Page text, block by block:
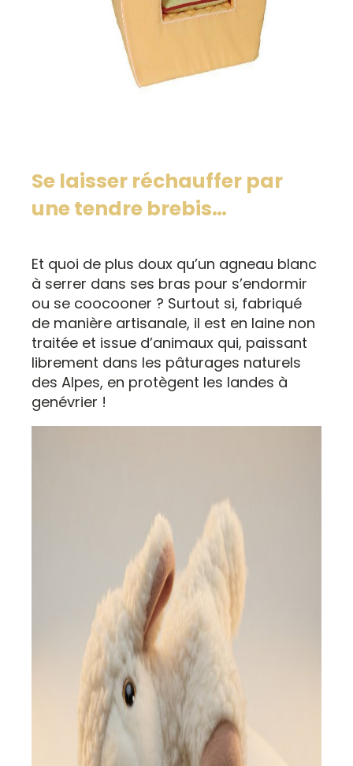
Se laisser réchauffer par
une tendre brebis…
Et quoi de plus doux qu’un agneau blanc
à serrer dans ses bras pour s’endormir
ou se coocooner ? Surtout si, fabriqué
de manière artisanale, il est en laine non
traitée et issue d’animaux qui, paissant
librement dans les pâturages naturels
des Alpes, en protègent les landes à
genévrier !